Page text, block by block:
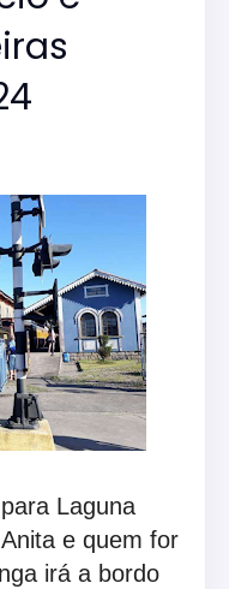
Laguna
e quem for
irá a bordo